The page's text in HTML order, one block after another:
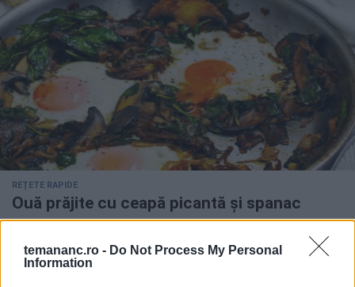
temananc.ro - Do Not Process My Personal
Information
REȚETE RAPIDE
Ouă prăjite cu ceapă picantă și spanac